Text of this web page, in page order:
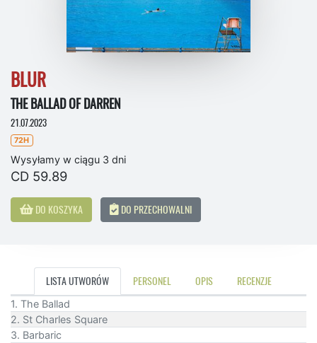
BLUR
THE BALLAD OF DARREN
21.07.2023
72H
Wysyłamy w ciągu 3 dni
CD 59.89
DO KOSZYKA DO PRZECHOWALNI
LISTA UTWORÓW PERSONEL OPIS RECENZJE
1. The Ballad
2. St Charles Square
3. Barbaric